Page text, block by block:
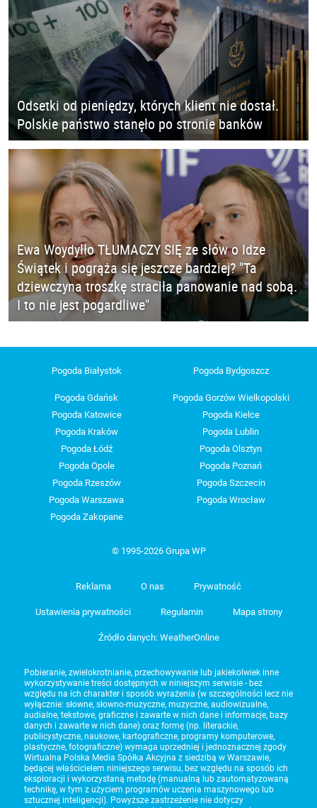
Odsetki od pieniędzy, których klient nie dostał.
Polskie państwo stanęło po stronie banków
Ewa Woydyłło TŁUMACZY SIĘ ze słów o Idze
Świątek i pogrąża się jeszcze bardziej? "Ta
dziewczyna troszkę straciła panowanie nad sobą.
I to nie jest pogardliwe"
Pogoda Białystok Pogoda Bydgoszcz
Pogoda Gdańsk
Pogoda Gorzów Wielkopolski
Pogoda Katowice
Pogoda Kielce
Pogoda Kraków
Pogoda Lublin
Pogoda Łódź
Pogoda Olsztyn
Pogoda Opole
Pogoda Poznań
Pogoda Rzeszów
Pogoda Szczecin
Pogoda Warszawa
Pogoda Wrocław
Pogoda Zakopane
© 1995-2026 Grupa WP
Reklama O nas Prywatność
Ustawienia prywatności Regulamin Mapa strony
Źródło danych: WeatherOnline
Pobieranie, zwielokrotnianie, przechowywanie lub jakiekolwiek inne
wykorzystywanie treści dostępnych w niniejszym serwisie - bez
względu na ich charakter i sposób wyrażenia (w szczególności lecz nie
wyłącznie: słowne, słowno-muzyczne, muzyczne, audiowizualne,
audialne, tekstowe, graficzne i zawarte w nich dane i informacje, bazy
danych i zawarte w nich dane) oraz formę (np. literackie,
publicystyczne, naukowe, kartograficzne, programy komputerowe,
plastyczne, fotograficzne) wymaga uprzedniej i jednoznacznej zgody
Wirtualna Polska Media Spółka Akcyjna z siedzibą w Warszawie,
będącej właścicielem niniejszego serwisu, bez względu na sposób ich
eksploracji i wykorzystaną metodę (manualną lub zautomatyzowaną
technikę, w tym z użyciem programów uczenia maszynowego lub
sztucznej inteligencji). Powyższe zastrzeżenie nie dotyczy